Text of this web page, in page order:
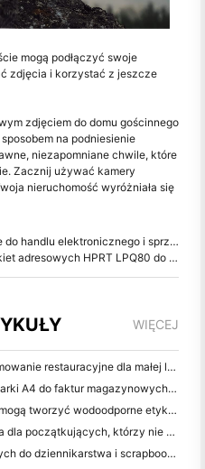
mogą podłączyć swoje
zdjęcia i korzystać z jeszcze
zdjęciem do domu gościnnego
na podniesienie
niezapomniane chwile, które
Zacznij używać kamery
nieruchomość wyróżniała się
i sprzedaży detalicznej omnikanałowej
HPRT LPQ80 do użytku biurowego i domowego
WIĘCEJ
Jak wybrać odpowiednie oprogramowanie restauracyjne dla małej lub średniej restauracji
Czy potrzebujesz przenośnej drukarki A4 do faktur magazynowych? Co naprawdę działa
Czy drukarki etykiet termicznych mogą tworzyć wodoodporne etykiety dla produktów małych firm?
Najlepsza kamera natychmiastowa dla początkujących, którzy nie chcą marnować papieru
Najlepszy kreator etykiet kolorowych do dziennikarstwa i scrapbooking: dodaj więcej kolorów do każdej strony